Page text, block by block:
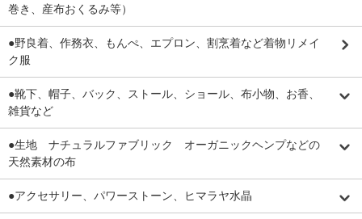
巻き、産布おくるみ等）
●野良着、作務衣、もんぺ、エプロン、割烹着など着物リメイ
ク服
●靴下、帽子、バック、ストール、ショール、布小物、お香、
雑貨など
●生地 ナチュラルファブリック オーガニックヘンプなどの
天然素材の布
●アクセサリー、パワーストーン、ヒマラヤ水晶